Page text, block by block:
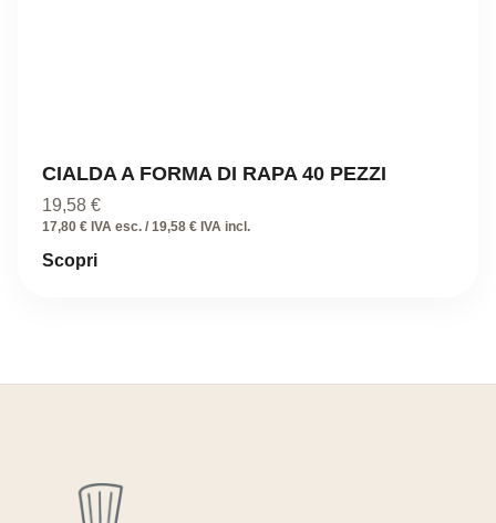
CIALDA A FORMA DI RAPA 40 PEZZI
19,58 €
17,80 € IVA esc. / 19,58 € IVA incl.
Scopri